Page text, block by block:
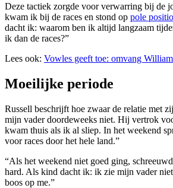
Deze tactiek zorgde voor verwarring bij de
kwam ik bij de races en stond op pole
dacht ik: waarom ben ik altijd langzaam
ik dan de races?”
Lees ook: Vowles geeft toe: omvang
Moeilijke periode
Russell beschrijft hoe zwaar de relatie met
mijn vader doordeweeks niet. Hij vertrok
kwam thuis als ik al sliep. In het weekend
voor races door het hele land.”
“Als het weekend niet goed ging,
hard. Als kind dacht ik: ik zie mijn vader
boos op me.”